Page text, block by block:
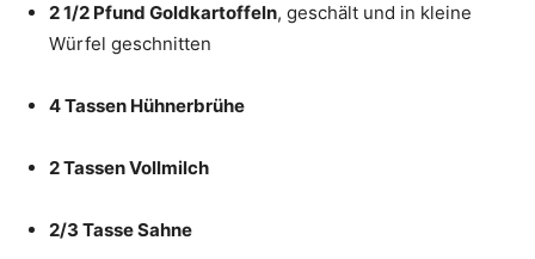
2 1/2 Pfund Goldkartoffeln, geschält und in kleine
Würfel geschnitten
4 Tassen Hühnerbrühe
2 Tassen Vollmilch
2/3 Tasse Sahne